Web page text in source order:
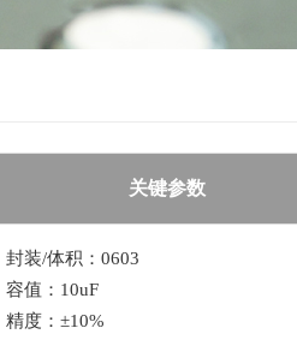
关键参数
封装/体积：0603
容值：10uF
精度：±10%